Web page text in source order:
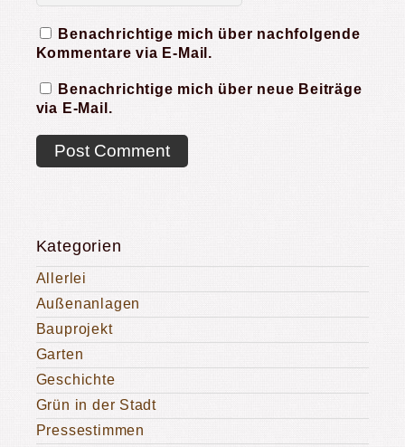
Benachrichtige mich über nachfolgende
Kommentare via E-Mail.
Benachrichtige mich über neue Beiträge
via E-Mail.
Kategorien
Allerlei
Außenanlagen
Bauprojekt
Garten
Geschichte
Grün in der Stadt
Pressestimmen